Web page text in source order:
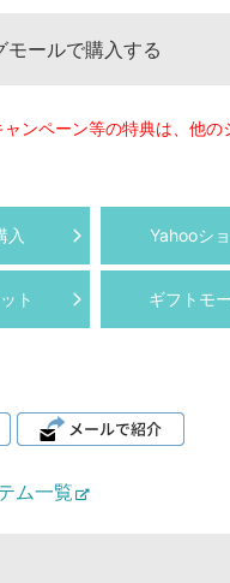
ールで購入する
ンペーン等の特典は、他の
入 Yahooシ
ト ギフトモ
ム一覧